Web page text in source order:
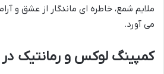
ملایم شمع، خاطره ای ماندگار از عشق و
می آورد.
کمپینگ لوکس و رمانتیک